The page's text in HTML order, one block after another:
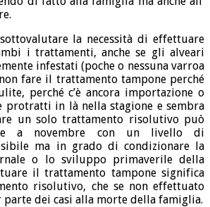
la necessità di effettuare
i trattamenti, anche se gli alveari
infestati (poche o nessuna varroa
fare il trattamento tampone perché
perché c’è ancora importazione o
protratti in là nella stagione e sembra
un solo trattamento risolutivo può
a novembre con un livello di
ma in grado di condizionare la
o lo sviluppo primaverile della
il trattamento tampone significa
risolutivo, che se non effettuato
dei casi alla morte della famiglia.